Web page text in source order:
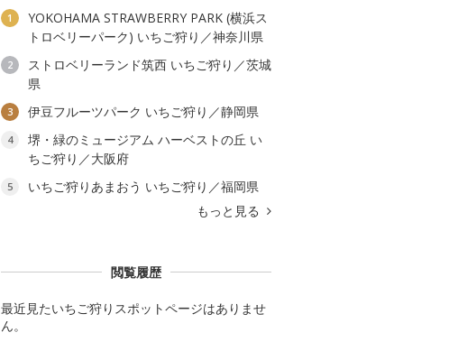
1
YOKOHAMA STRAWBERRY PARK (横浜ス
トロベリーパーク) いちご狩り／神奈川県
2
ストロベリーランド筑西 いちご狩り／茨城
県
3 伊豆フルーツパーク いちご狩り／静岡県
4
堺・緑のミュージアム ハーベストの丘 い
ちご狩り／大阪府
5
いちご狩りあまおう いちご狩り／福岡県
もっと見る
閲覧履歴
最近見たいちご狩りスポットページはありませ
ん。